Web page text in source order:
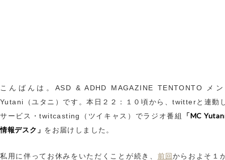
こんばんは。ASD & ADHD MAGAZINE TENTONTO メ
Yutani（ユタニ）です。本日２２：１０頃から、twitterと連動
サービス・twitcasting（ツイキャス）でラジオ番組
「MC
情報デスク」 をお届けしました。
私用に伴ってお休みをいただくことが続き、 前回からおよそ１